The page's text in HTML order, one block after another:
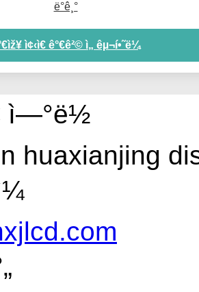
ë°ê¸°
ì¢‹ì€ ê°€ê²© ì„ êµ¬í•˜ë¼
ì—°ë½
huaxianjing